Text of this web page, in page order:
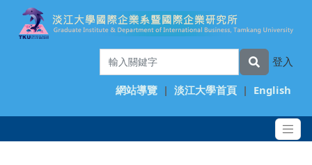
登入
網站導覽 | 淡江大學首頁 | English